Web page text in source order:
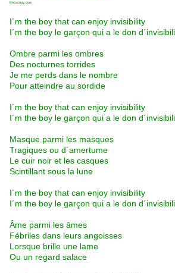
lyricscopy.com
I´m the boy that can enjoy invisibility
I´m the boy le garçon qui a le don
Ombre parmi les ombres
Des nocturnes torrides
Je me perds dans le nombre
Pour atteindre au sordide
I´m the boy that can enjoy invisibility
I´m the boy le garçon qui a le don
Masque parmi les masques
Tragiques ou d´amertume
Le cuir noir et les casques
Scintillant sous la lune
I´m the boy that can enjoy invisibility
I´m the boy le garçon qui a le don
Âme parmi les âmes
Fébriles dans leurs angoisses
Lorsque brille une lame
Ou un regard salace